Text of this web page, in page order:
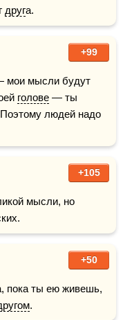
друга.
+99
мои мысли будут
голове — ты
людей надо
+105
мысли, но
+50
пока ты ею живешь,
.